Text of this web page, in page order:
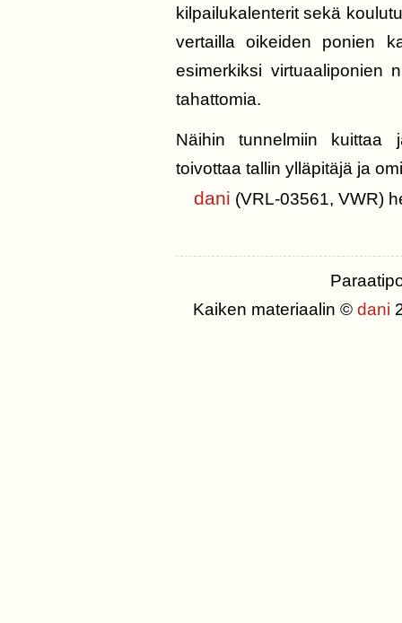
kilpailukalenterit sekä
vertailla oikeiden ponien
esimerkiksi virtuaaliponien
tahattomia.
Näihin tunnelmiin kuittaa
toivottaa tallin ylläpitäjä ja
dani (VRL-03561, VWR)
Kaiken materiaalin © dani